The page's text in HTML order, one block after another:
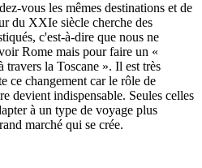
vous les mêmes destinations et de
du XXIe siècle cherche des
c'est-à-dire que nous ne
Rome mais pour faire un «
la Toscane ». Il est très
ce changement car le rôle de
devient indispensable. Seules celles
à un type de voyage plus
marché qui se crée.